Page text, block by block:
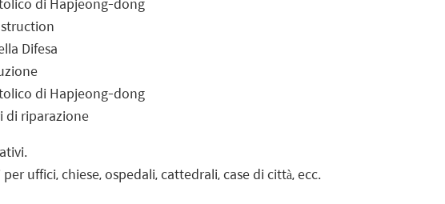
Difesa
di Hapjeong-dong
di riparazione
uffici, chiese, ospedali, cattedrali, case di città, ecc.